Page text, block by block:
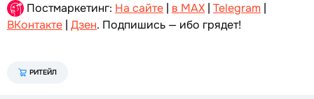
Постмаркетинг: На сайте | в MAX | Telegram |
ВКонтакте | Дзен. Подпишись — ибо грядет!
РИТЕЙЛ